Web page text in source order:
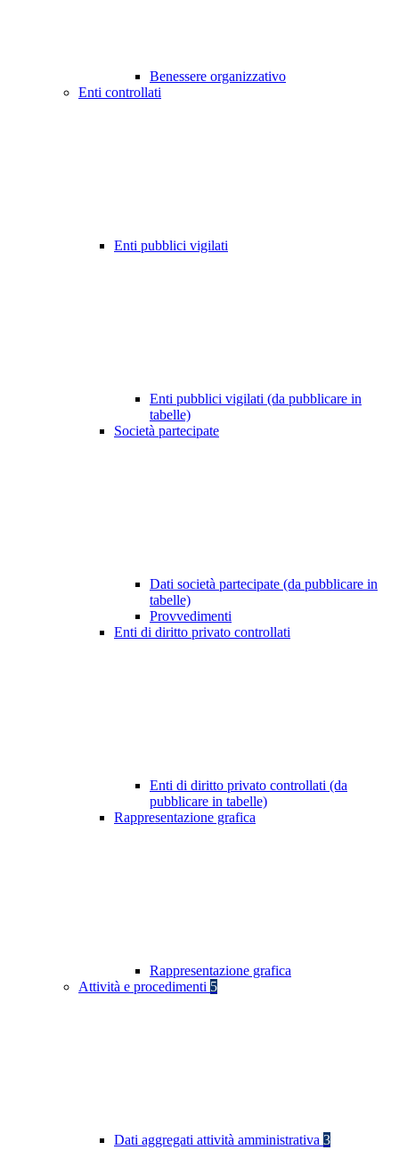
Benessere organizzativo
Enti controllati
Enti pubblici vigilati
Enti pubblici vigilati (da pubblicare in
tabelle)
Società partecipate
Dati società partecipate (da pubblicare in
tabelle)
Provvedimenti
Enti di diritto privato controllati
Enti di diritto privato controllati (da
pubblicare in tabelle)
Rappresentazione grafica
Rappresentazione grafica
Attività e procedimenti 5
Dati aggregati attività amministrativa 3